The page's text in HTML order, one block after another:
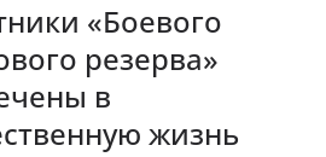
«Боевого
резерва»
в
жизнь